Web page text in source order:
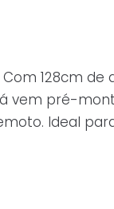
128cm
vem pré-
Ideal